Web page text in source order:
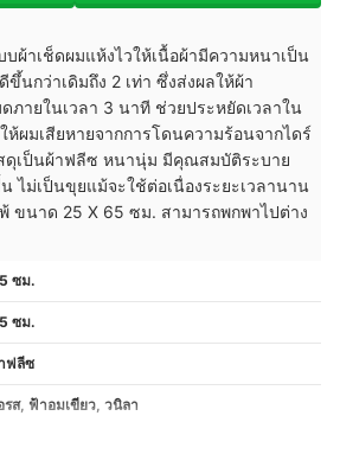
บผ้าเช็ดผมแห้งไวให้เนื้อผ้ามีความหนาเป็น
นกว่าเดิมถึง 2 เท่า ซึ่งส่งผลให้ผ้า
ภายในเวลา 3 นาที ช่วยประหยัดเวลาใน
ห้ผมเสียหายจากการโดนความร้อนจากไดร์
ดุเป็นผ้าฟลีซ หนานุ่ม มีคุณสมบัติระบาย
ไม่เป็นขุยแม้จะใช้ต่อเนื่องระยะเวลานาน
ขนาด 25 X 65 ซม. สามารถพกพาไปต่าง
ซม.
ซม.
ฟลีซ
รส, ฟ้าอมเขียว, วนิลา